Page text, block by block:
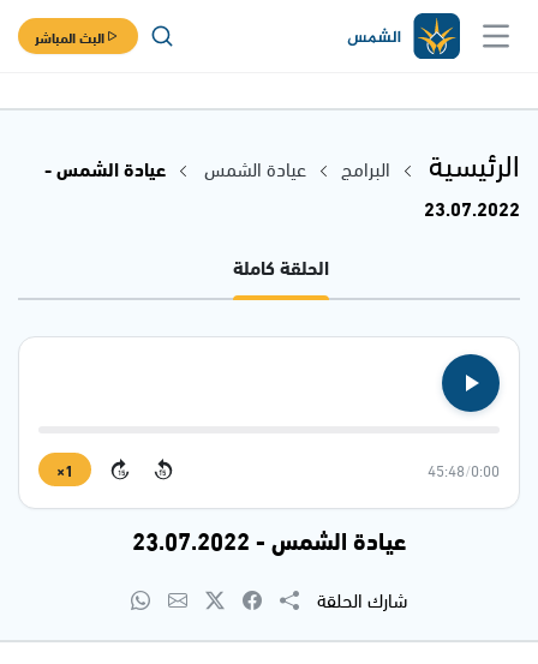
البث المباشر
الرئيسية البرامج عيادة الشمس
عيادة الشمس -
23.07.2022
الحلقة كاملة
0:00
/
45:48
15
15
1×
عيادة الشمس - 23.07.2022
شارك الحلقة